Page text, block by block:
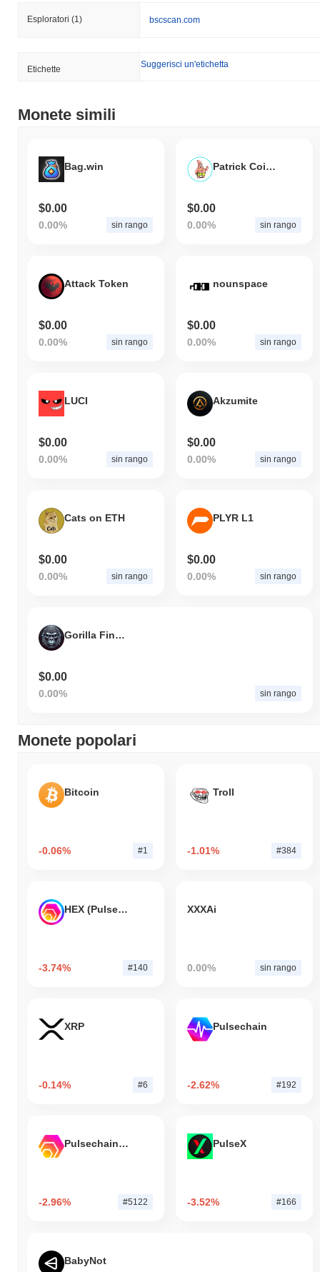
Esploratori (1) bscscan.com
Etichette Suggerisci un'etichetta
Monete simili
Bag.win
$0.00
0.00% sin rango
Patrick CoinPants
$0.00
0.00% sin rango
Attack Token
$0.00
0.00% sin rango
nounspace
$0.00
0.00% sin rango
LUCI
$0.00
0.00% sin rango
Akzumite
$0.00
0.00% sin rango
Cats on ETH
$0.00
0.00% sin rango
PLYR L1
$0.00
0.00% sin rango
Gorilla Finance
$0.00
0.00% sin rango
Monete popolari
Bitcoin
-0.06% #1
Troll
-1.01% #384
HEX (Pulsechain)
-3.74% #140
XXXAi
0.00% sin rango
XRP
-0.14% #6
Pulsechain
-2.62% #192
Pulsechain Bridged HEX (Pulsechain)
-2.96% #5122
PulseX
-3.52% #166
BabyNot